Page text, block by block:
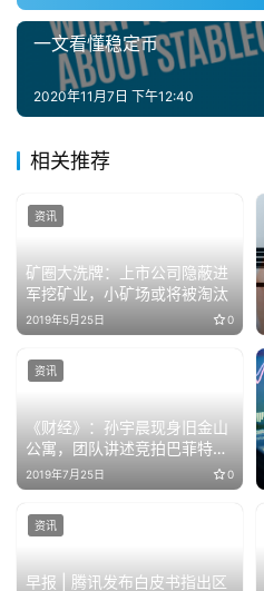
一文看懂稳定币
2020年11月7日 下午12:40
相关推荐
矿圈大洗牌：上市公司隐蔽进
军挖矿业，小矿场或将被淘汰
2019年5月25日 0
资讯
《财经》：孙宇晨现身旧金山
公寓，团队讲述竞拍巴菲特午
餐全程
2019年7月25日 0
资讯
早报 | 腾讯发布白皮书指出区
资讯